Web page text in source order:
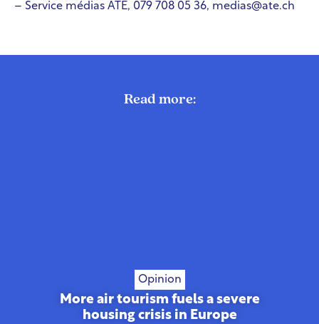
– Service médias ATE, 079 708 05 36, medias@ate.ch
Read more:
Opinion
More air tourism fuels a severe
housing crisis in Europe